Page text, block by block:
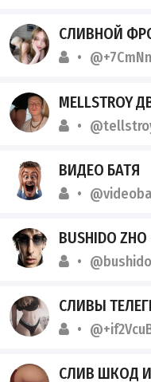
СЛИВНОЙ
MELLSTROY
ВИДЕО БАТЯ
BUSHIDO
СЛИВЫ ТЕЛЕГРАМ
СЛИВ ШКОД ИЛИ